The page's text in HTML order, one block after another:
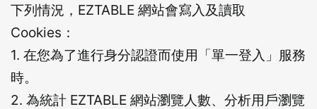
下列情況，EZTABLE 網站會寫入及讀取
Cookies：
1. 在您為了進行身分認證而使用「單一登入」服務
時。
2. 為統計 EZTABLE 網站瀏覽人數、分析用戶瀏覽